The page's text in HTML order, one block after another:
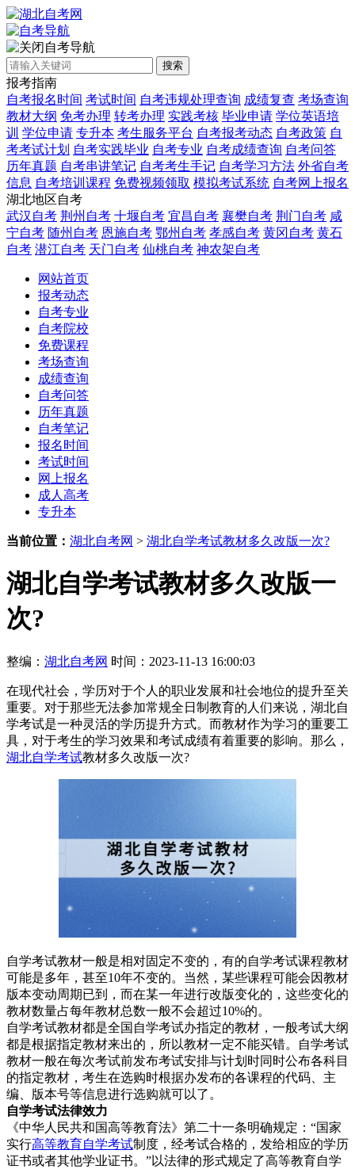
自考导航
搜索
报考指南
自考报名时间 考试时间 自考违规处理查询 成绩复查 考场查询
教材大纲 免考办理 转考办理 实践考核 毕业申请 学位英语培
训 学位申请 专升本 考生服务平台 自考报考动态 自考政策 自
考考试计划 自考实践毕业 自考专业 自考成绩查询 自考问答
历年真题 自考串讲笔记 自考考生手记 自考学习方法 外省自考
信息 自考培训课程 免费视频领取 模拟考试系统 自考网上报名
湖北地区自考
武汉自考 荆州自考 十堰自考 宜昌自考 襄樊自考 荆门自考 咸
宁自考 随州自考 恩施自考 鄂州自考 孝感自考 黄冈自考 黄石
自考 潜江自考 天门自考 仙桃自考 神农架自考
网站首页
报考动态
自考专业
自考院校
免费课程
考场查询
成绩查询
自考问答
历年真题
自考笔记
报名时间
考试时间
网上报名
成人高考
专升本
当前位置： 湖北自考网 > 湖北自学考试教材多久改版一次?
湖北自学考试教材多久改版一
次?
整编： 湖北自考网 时间：2023-11-13 16:00:03
在现代社会，学历对于个人的职业发展和社会地位的提升至关
重要。对于那些无法参加常规全日制教育的人们来说，湖北自
学考试是一种灵活的学历提升方式。而教材作为学习的重要工
具，对于考生的学习效果和考试成绩有着重要的影响。那么，
湖北自学考试教材多久改版一次?
自学考试教材一般是相对固定不变的，有的自学考试课程教材
可能是多年，甚至10年不变的。当然，某些课程可能会因教材
版本变动周期已到，而在某一年进行改版变化的，这些变化的
教材数量占每年教材总数一般不会超过10%的。
自学考试教材都是全国自学考试办指定的教材，一般考试大纲
都是根据指定教材来出的，所以教材一定不能买错。自学考试
教材一般在每次考试前发布考试安排与计划时同时公布各科目
的指定教材，考生在选购时根据办发布的各课程的代码、主
编、版本号等信息进行选购就可以了。
自学考试法律效力
《中华人民共和国高等教育法》第二十一条明确规定：“国家
实行高等教育自学考试制度，经考试合格的，发给相应的学历
证书或者其他学业证书。”以法律的形式规定了高等教育自学